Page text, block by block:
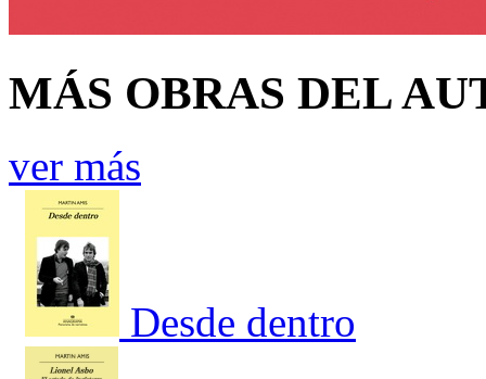
MÁS OBRAS DEL
ver más
Desde dentro